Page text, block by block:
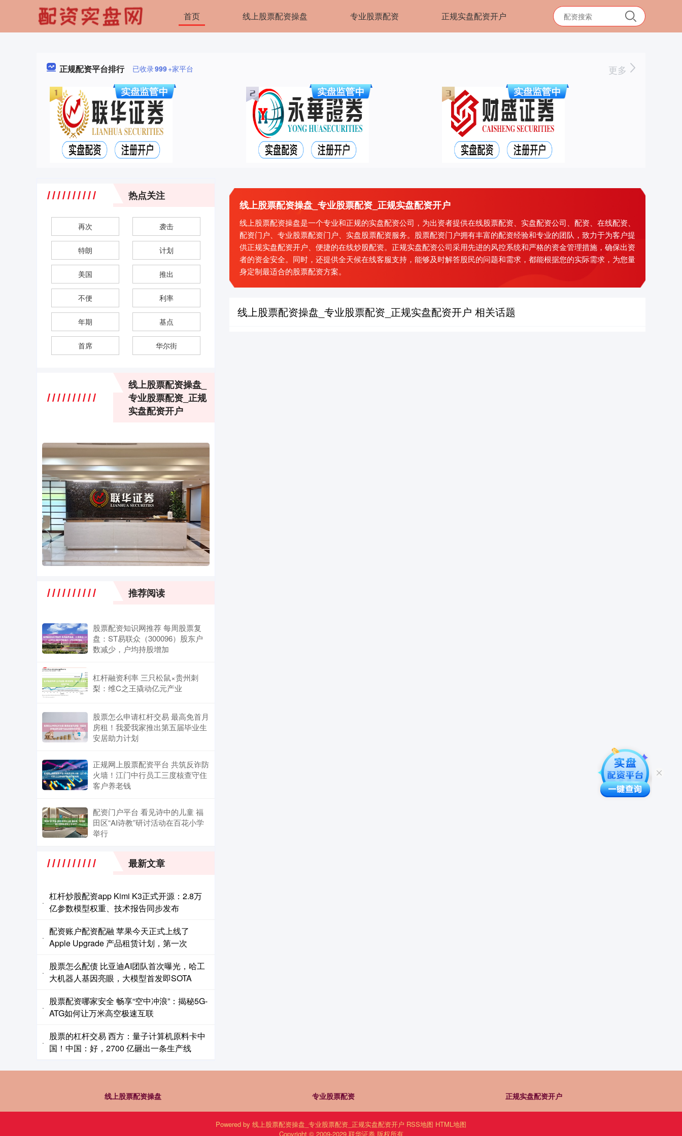
首页 线上股票配资操盘 专业股票配资 正规实盘配资开户
正规配资平台排行 已收录999+家平台 更多
线上股票配资操盘_专业股票配资_正规实盘配资开户
线上股票配资操盘是一个专业和正规的实盘配资公司，为出资者提供在线股票配资、实盘配资公司、配资、在线配资、
配资门户、专业股票配资门户、实盘股票配资服务。股票配资门户拥有丰富的配资经验和专业的团队，致力于为客户提
供正规实盘配资开户、便捷的在线炒股配资。正规实盘配资公司采用先进的风控系统和严格的资金管理措施，确保出资
者的资金安全。同时，还提供全天候在线客服支持，能够及时解答股民的问题和需求，都能根据您的实际需求，为您量
身定制最适合的股票配资方案。
线上股票配资操盘_专业股票配资_正规实盘配资开户 相关话题
热点关注
再次 袭击
特朗 计划
美国 推出
不便 利率
年期 基点
首席 华尔街
线上股票配资操盘_
专业股票配资_正规
实盘配资开户
推荐阅读
股票配资知识网推荐 每周股票复
盘：ST易联众（300096）股东户
数减少，户均持股增加
杠杆融资利率 三只松鼠×贵州刺
梨：维C之王撬动亿元产业
股票怎么申请杠杆交易 最高免首月
房租！我爱我家推出第五届毕业生
安居助力计划
正规网上股票配资平台 共筑反诈防
火墙！江门中行员工三度核查守住
客户养老钱
配资门户平台 看见诗中的儿童 福
田区“AI诗教”研讨活动在百花小学
举行
最新文章
·
杠杆炒股配资app Kimi K3正式开源：2.8万
亿参数模型权重、技术报告同步发布
·
配资账户配资配融 苹果今天正式上线了
Apple Upgrade 产品租赁计划，第一次
·
股票怎么配债 比亚迪AI团队首次曝光，哈工
大机器人基因亮眼，大模型首发即SOTA
·
股票配资哪家安全 畅享“空中冲浪”：揭秘5G-
ATG如何让万米高空极速互联
·
股票的杠杆交易 西方：量子计算机原料卡中
国！中国：好，2700 亿砸出一条生产线
线上股票配资操盘 专业股票配资 正规实盘配资开户
Powered by 线上股票配资操盘_专业股票配资_正规实盘配资开户 RSS地图 HTML地图
Copyright © 2009-2029 联华证券 版权所有